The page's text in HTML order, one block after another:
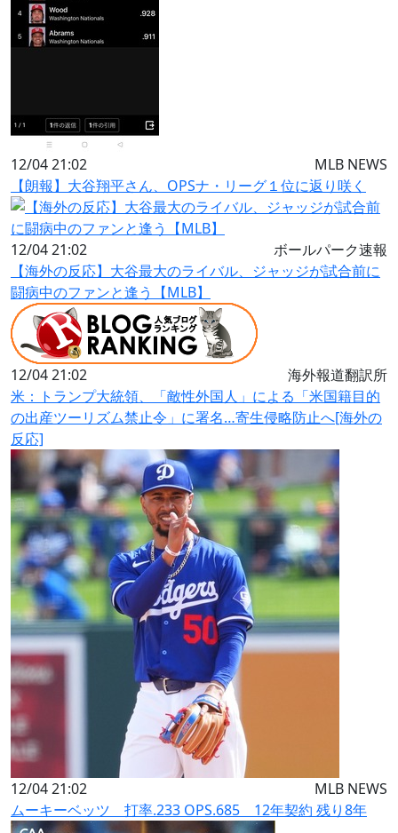
12/04 21:02
MLB NEWS
【朗報】大谷翔平さん、OPSナ・リーグ１位に返り咲く
12/04 21:02
ボールパーク速報
【海外の反応】大谷最大のライバル、ジャッジが試合前に
闘病中のファンと逢う【MLB】
12/04 21:02
海外報道翻訳所
米：トランプ大統領、「敵性外国人」による「米国籍目的
の出産ツーリズム禁止令」に署名…寄生侵略防止へ[海外の
反応]
12/04 21:02
MLB NEWS
ムーキーベッツ 打率.233 OPS.685 12年契約 残り8年